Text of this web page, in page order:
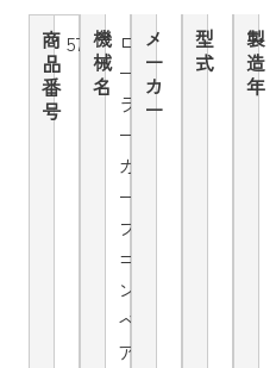
商
品
番
号
5774機
械
名
ロ
ー
ラ
ー
カ
ー
ブ
コ
ン
ベ
ア
メ
ー
カ
ー
型
式
製
造
年